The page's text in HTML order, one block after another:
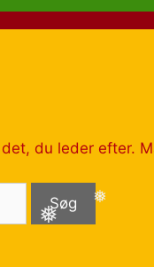
❅
du leder efter.